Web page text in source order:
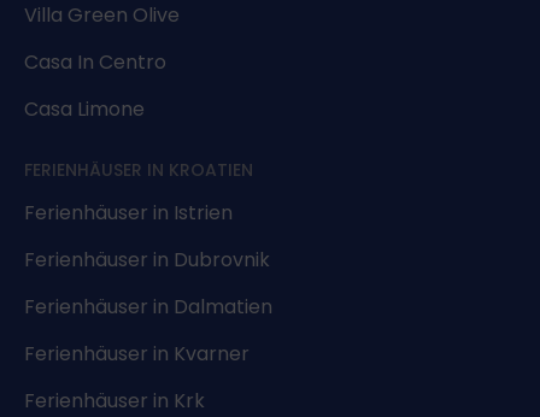
Villa Green Olive
Casa In Centro
Casa Limone
FERIENHÄUSER IN KROATIEN
Ferienhäuser in Istrien
Ferienhäuser in Dubrovnik
Ferienhäuser in Dalmatien
Ferienhäuser in Kvarner
Ferienhäuser in Krk